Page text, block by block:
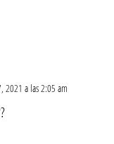
2021 a las 2:05 am